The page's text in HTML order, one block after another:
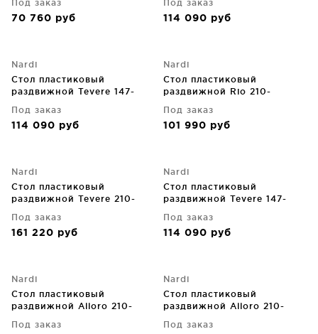
Под заказ
70 760 руб
Под заказ
114 090 руб
Nardi
Стол пластиковый
раздвижной Tevere 147-
Под заказ
114 090 руб
Nardi
Стол пластиковый
раздвижной Rio 210-
Под заказ
101 990 руб
Nardi
Стол пластиковый
раздвижной Tevere 210-
Под заказ
161 220 руб
Nardi
Стол пластиковый
раздвижной Tevere 147-
Под заказ
114 090 руб
Nardi
Стол пластиковый
раздвижной Alloro 210-
Под заказ
Nardi
Стол пластиковый
раздвижной Alloro 210-
Под заказ